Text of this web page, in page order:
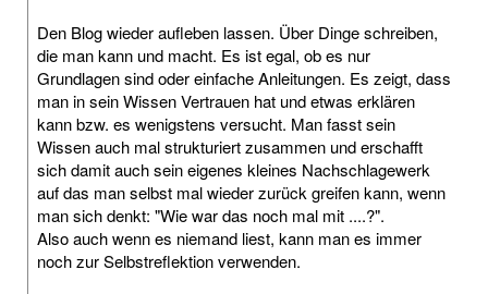
Den Blog wieder aufleben lassen. Über Dinge schreiben,
die man kann und macht. Es ist egal, ob es nur
Grundlagen sind oder einfache Anleitungen. Es zeigt, dass
man in sein Wissen Vertrauen hat und etwas erklären
kann bzw. es wenigstens versucht. Man fasst sein
Wissen auch mal strukturiert zusammen und erschafft
sich damit auch sein eigenes kleines Nachschlagewerk
auf das man selbst mal wieder zurück greifen kann, wenn
man sich denkt: "Wie war das noch mal mit ....?".
Also auch wenn es niemand liest, kann man es immer
noch zur Selbstreflektion verwenden.